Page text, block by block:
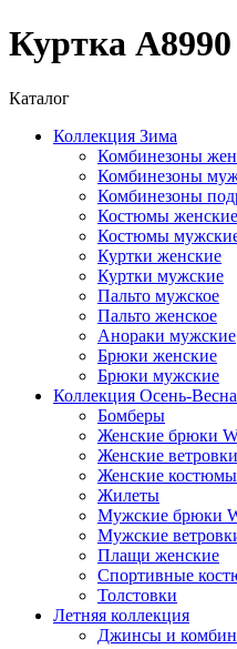
Куртка
Каталог
Коллекция Зима
Комбинезоны
Комбинезоны
Комбинезоны
Костюмы женские
Костюмы
Куртки женские
Куртки мужские
Пальто мужское
Пальто женское
Анораки мужские
Брюки женские
Брюки мужские
Коллекция Осень-Весна
Бомберы
Женские брюки
Женские
Женские костюмы
Жилеты
Мужские брюки
Мужские
Плащи женские
Спортивные
Толстовки
Летняя коллекция
Джинсы и